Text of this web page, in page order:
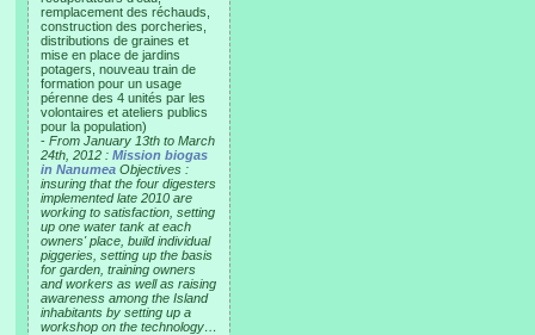
remplacement des réchauds,
construction des porcheries,
distributions de graines et
mise en place de jardins
potagers, nouveau train de
formation pour un usage
pérenne des 4 unités par les
volontaires et ateliers publics
pour la population)
- From January 13th to March
24th, 2012 : Mission biogas
in Nanumea Objectives :
insuring that the four digesters
implemented late 2010 are
working to satisfaction, setting
up one water tank at each
owners' place, build individual
piggeries, setting up the basis
for garden, training owners
and workers as well as raising
awareness among the Island
inhabitants by setting up a
workshop on the technology…